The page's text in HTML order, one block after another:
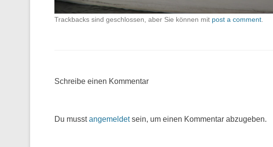
Trackbacks sind geschlossen, aber Sie können mit post a comment
Schreibe einen Kommentar
Du musstangemeldetsein, um einen Kommentar abzugeben.